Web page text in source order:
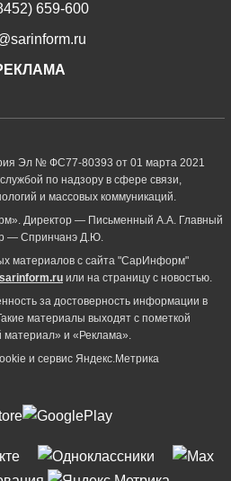
659-600
Эл № ФС77-80393 от 01 марта 2021
по надзору в сфере связи,
и массовых коммуникаций.
Директор — Письменный А.А. Главный
— Спринчанэ Д.Ю.
материалов с сайта "СарИнформ"
sarinform.ru или на страницу с новостью.
за достоверность информации в
материалы выходят с пометкой
материал» и «Реклама».
и сервиc Яндекс.Метрика